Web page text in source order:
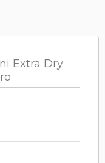
Extra Dry